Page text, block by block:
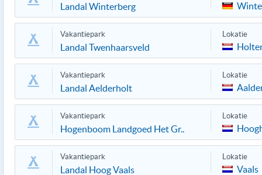
Landal Winterberg
Vakantiepark
Landal Twenhaarsveld
Lokatie
Vakantiepark
Landal Aelderholt
Lokatie
Vakantiepark
Hogenboom Landgoed Het Gr..
Lokatie
Vakantiepark
Landal Hoog Vaals
Lokatie
Vaals